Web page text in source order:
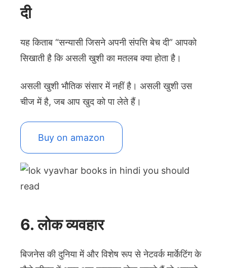
दी
यह किताब “सन्यासी जिसने अपनी संपत्ति बेच दी” आपको
सिखाती है कि असली खुशी का मतलब क्या होता है।
असली खुशी भौतिक संसार में नहीं है। असली खुशी उस
चीज में है, जब आप खुद को पा लेते हैं।
Buy on amazon
6. लोक व्यवहार
बिजनेस की दुनिया में और विशेष रूप से नेटवर्क मार्केटिंग के